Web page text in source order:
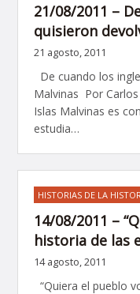
21/08/2011 –
quisieron
21 agosto, 2011
De cuando los
Malvinas Por
Islas Malvinas es
estudia…
HISTORIAS DE LA
14/08/2011 –
historia de las
14 agosto, 2011
“Quiera el pueblo